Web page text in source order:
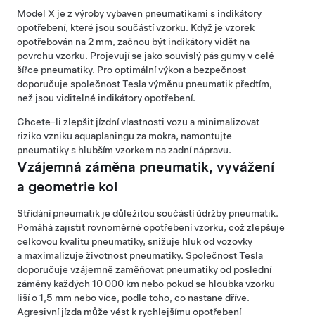
Model X je z výroby vybaven pneumatikami s indikátory
opotřebení, které jsou součástí vzorku. Když je vzorek
opotřebován na2 mm, začnou být indikátory vidět na
povrchu vzorku. Projevují se jako souvislý pás gumy v celé
šířce pneumatiky. Pro optimální výkon a bezpečnost
doporučuje společnost Tesla výměnu pneumatik předtím,
než jsou viditelné indikátory opotřebení.
Chcete-li zlepšit jízdní vlastnosti vozu a minimalizovat
riziko vzniku aquaplaningu za mokra, namontujte
pneumatiky s hlubším vzorkem na zadní nápravu.
Vzájemná záměna pneumatik, vyvážení
a geometrie kol
Střídání pneumatik je důležitou součástí údržby pneumatik.
Pomáhá zajistit rovnoměrné opotřebení vzorku, což zlepšuje
celkovou kvalitu pneumatiky, snižuje hluk od vozovky
a maximalizuje životnost pneumatiky. Společnost Tesla
doporučuje vzájemně zaměňovat pneumatiky od poslední
záměny každých 10 000 km nebo pokud se hloubka vzorku
liší o1,5 mm nebo více, podle toho, co nastane dříve.
Agresivní jízda může vést k rychlejšímu opotřebení